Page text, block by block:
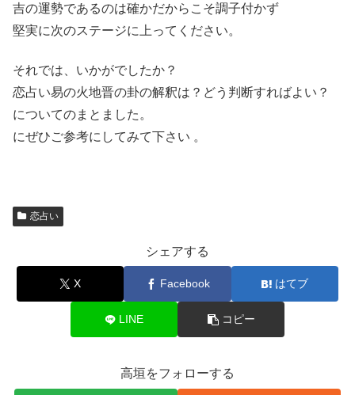
吉の運勢であるのは確かだからこそ調子付かず
堅実に次のステージに上ってください。
それでは、いかがでしたか？
恋占い易の火地晋の卦の解釈は？どう判断すればよい？
についてのまとました。
にぜひご参考にしてみて下さい 。
恋占い
シェアする
X Facebook はてブ
LINE コピー
高垣をフォローする